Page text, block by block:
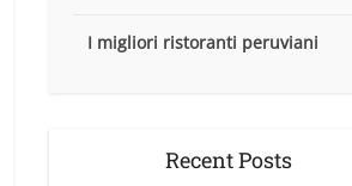
I migliori ristoranti peruviani
Recent Posts